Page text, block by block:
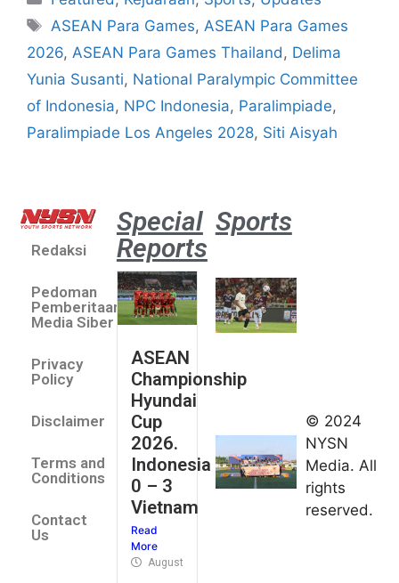
ASEAN Para Games,ASEAN Para Games
2026, ASEAN Para Games Thailand, Delima
Yunia Susanti, National Paralympic Committee
of Indonesia, NPC Indonesia, Paralimpiade,
Paralimpiade Los Angeles 2028, Siti Aisyah
Redaksi
Pedoman
Pemberitaan
Media Siber
Privacy
Policy
Disclaimer
Terms and
Conditions
Contact
Us
Special
Reports
ASEAN
Championship
Hyundai
Cup
2026.
Indonesia
0 – 3
Vietnam
Read
More
August 4, 2026
Sports
umum
Kejurnas
Panahan
Junior di
Kudus
© 2024
NYSN
Media. All
rights
reserved.